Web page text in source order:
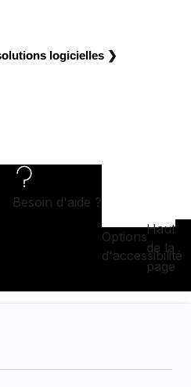
logicielles ❯
Besoin d'aide ?
Options
d'accessibilité
Haut
de la
page